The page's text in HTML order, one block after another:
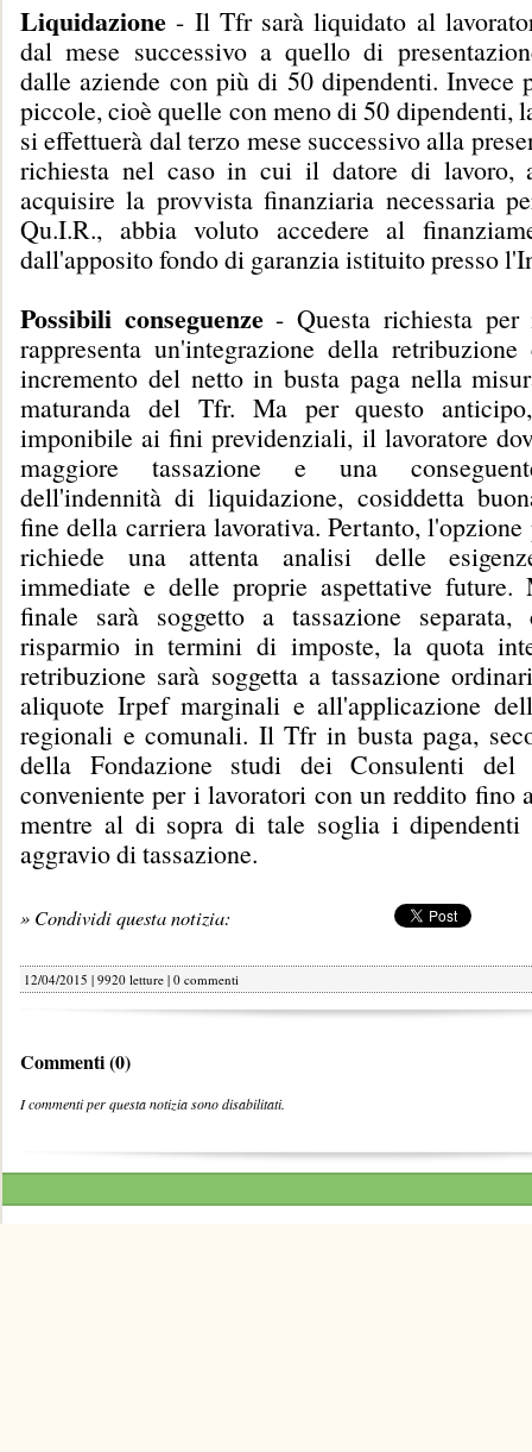
Liquidazione - Il Tfr sarà liquidato al
dal mese successivo a quello di
dalle aziende con più di 50 dipendenti. Invece
piccole, cioè quelle con meno di 50 dipendenti,
si effettuerà dal terzo mese successivo alla
richiesta nel caso in cui il datore di lavoro,
acquisire la provvista finanziaria necessaria
Qu.I.R., abbia voluto accedere al
dall'apposito fondo di garanzia istituito presso
Possibili conseguenze- Questa richiesta per
rappresenta un'integrazione della
incremento del netto in busta paga nella
maturanda del Tfr. Ma per questo
imponibile ai fini previdenziali, il lavoratore
maggiore tassazione e una
dell'indennità di liquidazione, cosiddetta
fine della carriera lavorativa. Pertanto,
richiede una attenta analisi delle
immediate e delle proprie aspettative
finale sarà soggetto a tassazione separata,
risparmio in termini di imposte, la quota
retribuzione sarà soggetta a tassazione
aliquote Irpef marginali e all'applicazione
regionali e comunali. Il Tfr in busta paga,
della Fondazione studi dei Consulenti del
conveniente per i lavoratori con un reddito fino
mentre al di sopra di tale soglia i dipendenti
aggravio di tassazione.
» Condividi questa notizia:
12/04/2015 | 9920 letture | 0 commenti
Commenti (0)
I commenti per questa notizia sono disabilitati.